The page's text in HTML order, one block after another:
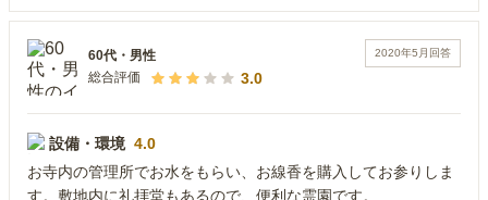
2020年5月 回答
60代 ・ 男性
総合評価
3.0
設備・環境 4.0
お寺内の管理所でお水をもらい、お線香を購入してお参りしま
す。敷地内に礼拝堂もあるので、便利な霊園です。